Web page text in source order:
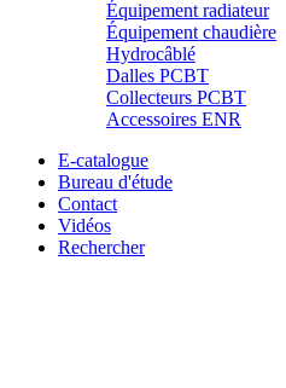
Équipement radiateur
Équipement chaudière
Hydrocâblé
Dalles PCBT
Collecteurs PCBT
Accessoires ENR
E-catalogue
Bureau d'étude
Contact
Vidéos
Rechercher